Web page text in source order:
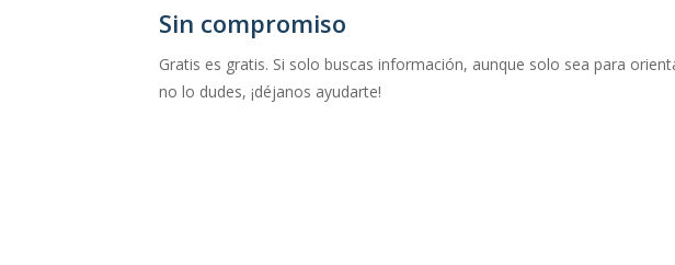
Sin compromiso
Gratis es gratis. Si solo buscas información, aunque solo sea para
no lo dudes, ¡déjanos ayudarte!